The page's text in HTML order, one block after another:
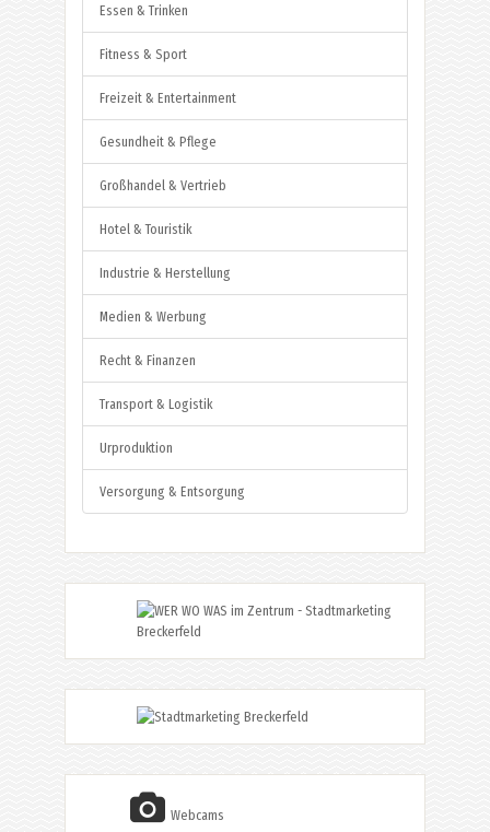
Essen & Trinken
Fitness & Sport
Freizeit & Entertainment
Gesundheit & Pflege
Großhandel & Vertrieb
Hotel & Touristik
Industrie & Herstellung
Medien & Werbung
Recht & Finanzen
Transport & Logistik
Urproduktion
Versorgung & Entsorgung
Webcams